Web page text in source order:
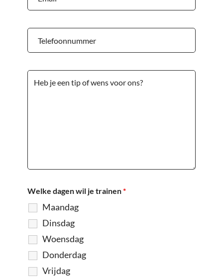
Welke dagen wil je trainen*
Maandag
Dinsdag
Woensdag
Donderdag
Vrijdag